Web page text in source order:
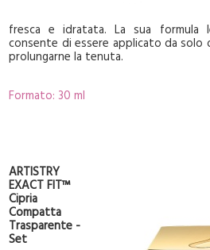
fresca e idratata. La sua formula
consente di essere applicato da
prolungarne la tenuta.
Formato: 30 ml
ARTISTRY
EXACT FIT™
Cipria
Compatta
Trasparente -
Set